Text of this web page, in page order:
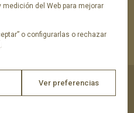
del Web para mejorar
o configurarlas o rechazar
.
Ver preferencias